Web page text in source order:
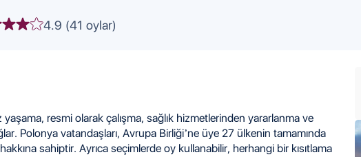
4.9 (41 oylar)
resmi olarak çalışma, sağlık hizmetlerinden yararlanma ve
Polonya vatandaşları, Avrupa Birliği’ne üye 27 ülkenin tamamında
sahiptir. Ayrıca seçimlerde oy kullanabilir, herhangi bir kısıtlama